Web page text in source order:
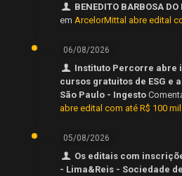
BENEDITO BARBOSA DO
em ArcelorMittal abre edital
06/08/2026
Instituto Percorre abre
cursos gratuitos de ESG e
São Paulo - Ingesto
abre edital com até R$ 100 mil
05/08/2026
Os editais com
- Lima&Reis - Sociedade